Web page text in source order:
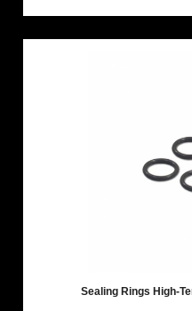
Sealing Rings High-